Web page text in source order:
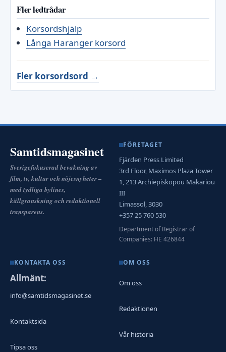
Fler ledtrådar
Korsordshjälp
Långa Haranger korsord
Fler korsordsord →
Samtidsmagasinet
Sverigefokuserad bevakning av
film, tv, kultur och nöjesnyheter –
med tydliga bylines,
källgranskning och redaktionell
transparens.
FÖRETAGET
Fjärden Press Limited
3rd Floor, Maximos Plaza Tower
1, 213 Archiepiskopou Makariou
III
Limassol, 3030
+357 25 760 530
Department of Registrar of
Companies: HE 426844
KONTAKTA OSS
Allmänt:
info@samtidsmagasinet.se
Kontaktsida
Tipsa oss
OM OSS
Om oss
Redaktionen
Vår historia